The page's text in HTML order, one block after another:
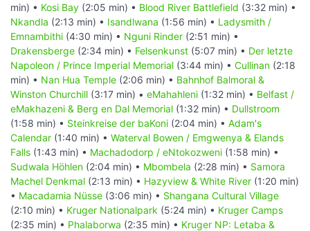
min) • Kosi Bay (2:05 min) • Blood River Battlefield (3:32 min) •
Nkandla (2:13 min) • Isandlwana (1:56 min) • Ladysmith /
Emnambithi (4:30 min) • Nguni Rinder (2:51 min) •
Drakensberge (2:34 min) • Felsenkunst (5:07 min) • Der letzte
Napoleon / Prince Imperial Memorial (3:44 min) • Cullinan (2:18
min) • Nan Hua Temple (2:06 min) • Bahnhof Balmoral &
Winston Churchill (3:17 min) • eMahahleni (1:32 min) • Belfast /
eMakhazeni & Berg en Dal Memorial (1:32 min) • Dullstroom
(1:58 min) • Steinkreise der baKoni (2:04 min) • Adam's
Calendar (1:40 min) • Waterval Bowen / Emgwenya & Elands
Falls (1:43 min) • Machadodorp / eNtokozweni (1:58 min) •
Sudwala Höhlen (2:04 min) • Mbombela (2:28 min) • Samora
Machel Denkmal (2:13 min) • Hazyview & White River (1:20 min)
• Macadamia Nüsse (3:06 min) • Shangana Cultural Village
(2:10 min) • Kruger Nationalpark (5:24 min) • Kruger Camps
(2:35 min) • Phalaborwa (2:35 min) • Kruger NP: Letaba &